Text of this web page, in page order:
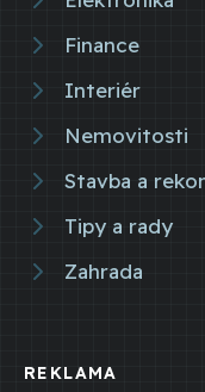
Finance
Interiér
Nemovitosti
Stavba a
Tipy a rady
Zahrada
REKLAMA